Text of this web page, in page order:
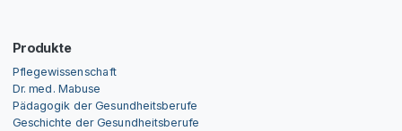
Produkte
Pflegewissenschaft
Dr. med. Mabuse
Pädagogik der Gesundheitsberufe
Geschichte der Gesundheitsberufe